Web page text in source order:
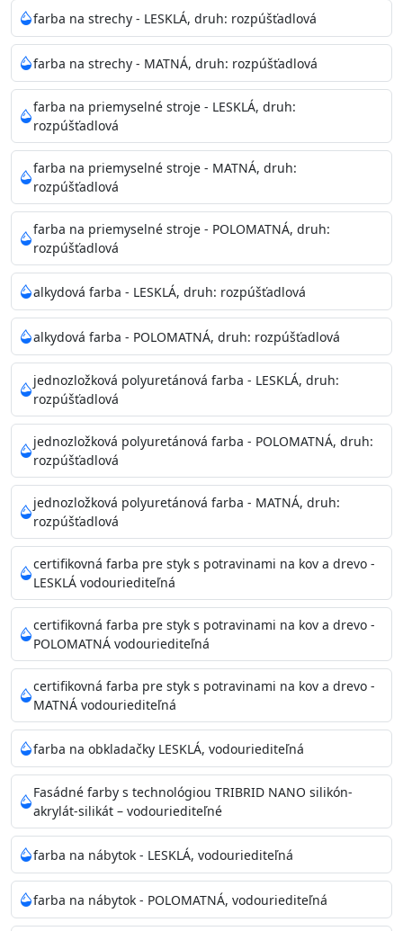
Neaplikujte pri teplote pod 5°C a nad teplotu 35°C alebo
pri relatívnej vlhkosti nad 80%.
Nepoužitá farba vyžaduje špeciálne zaobchádzanie na
bezpečnú likvidáciu.
Riedenie: do 10% vodou, podľa spôsobu aplikácie
Doba schnutia na dotyk
Doba na druhý náter: 3-4 hodiny
Balenie : 750ml, 1l, 3l, 9l, 15l
Výdatnosť na jednu vrstvu
Aplikácia: štetec, valček, striekacia pištoľ
Povrchová úprava: 1
Je možné tónovať v systéme Colorfull: áno
Merná hmotnosť : 1,54 ± 0,02 Kg / L (ISO 2811)
Čistenie: vodou
Príprava povrchu
Povrchy musia byť hladké, čisté, suché, zbavené prachu,
mastnoty, solí a materiálov so zlou priľnavosťou. Otvory
alebo trhliny vyplňte
akrylovým tmelom Acrylic putty, Visto alebo Acrylic light
putty a prebrúste. Nové alebo porézne povrchy natreté
menej kvalitnými farbami
vždy penetrujte. Odporúčané penetračné nátery
Acrylan Unco, Gypsum board alebo Vitex Primer 100% a
na škvrny použite Blanco eco
riediteľné vodou.
Skladovanie
48 mesiacov v orig. uzavretých obaloch medzi 5°C až
25°C
farba na strechy - LESKLÁ, druh: rozpúšťadlová
farba na strechy - MATNÁ, druh: rozpúšťadlová
farba na priemyselné stroje - LESKLÁ, druh:
rozpúšťadlová
farba na priemyselné stroje - MATNÁ, druh:
rozpúšťadlová
farba na priemyselné stroje - POLOMATNÁ, druh:
rozpúšťadlová
alkydová farba - LESKLÁ, druh: rozpúšťadlová
alkydová farba - POLOMATNÁ, druh: rozpúšťadlová
jednozložková polyuretánová farba - LESKLÁ, druh:
rozpúšťadlová
jednozložková polyuretánová farba - POLOMATNÁ, druh:
rozpúšťadlová
jednozložková polyuretánová farba - MATNÁ, druh:
rozpúšťadlová
certifikovná farba pre styk s potravinami na kov a drevo -
LESKLÁ vodouriediteľná
certifikovná farba pre styk s potravinami na kov a drevo -
POLOMATNÁ vodouriediteľná
certifikovná farba pre styk s potravinami na kov a drevo -
MATNÁ vodouriediteľná
farba na obkladačky LESKLÁ, vodouriediteľná
Fasádné farby s technológiou TRIBRID NANO silikón-
akrylát-silikát – vodouriediteľné
farba na nábytok - LESKLÁ, vodouriediteľná
farba na nábytok - POLOMATNÁ, vodouriediteľná